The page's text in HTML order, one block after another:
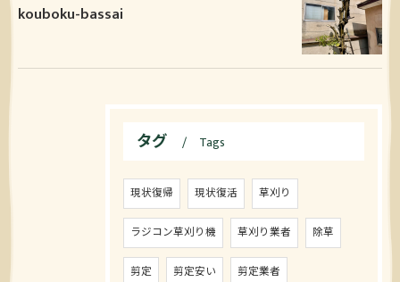
kouboku-bassai
タグ Tags
現状復帰 現状復活 草刈り
ラジコン草刈り機 草刈り業者 除草
剪定 剪定安い 剪定業者